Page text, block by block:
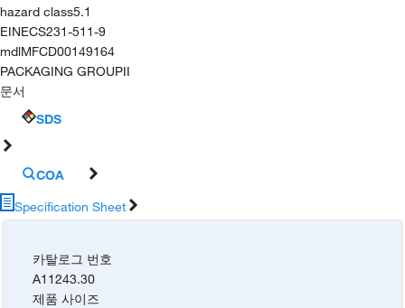
hazard class5.1
EINECS231-511-9
mdlMFCD00149164
PACKAGING GROUPII
문서
SDS
COA
Specification Sheet
카탈로그 번호
A11243.30
제품 사이즈